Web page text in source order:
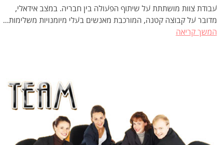
עבודת צוות מושתתת על שיתוף הפעולה בין חבריה. במצב אידאלי,
מדובר על קבוצה קטנה, המורכבת מאנשים בעלי מיומנויות משלימות...
המשך קריאה